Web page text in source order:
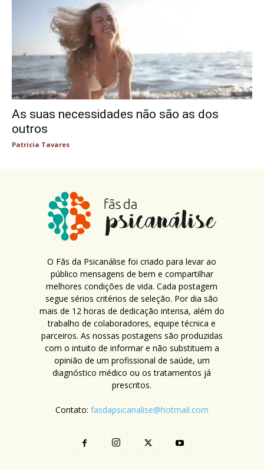
As suas necessidades não são as dos
outros
Patricia Tavares
O Fãs da Psicanálise foi criado para levar ao
público mensagens de bem e compartilhar
melhores condições de vida. Cada postagem
segue sérios critérios de seleção. Por dia são
mais de 12 horas de dedicação intensa, além do
trabalho de colaboradores, equipe técnica e
parceiros. As nossas postagens são produzidas
com o intuito de informar e não substituem a
opinião de um profissional de saúde, um
diagnóstico médico ou os tratamentos já
prescritos.
Contato: fasdapsicanalise@hotmail.com